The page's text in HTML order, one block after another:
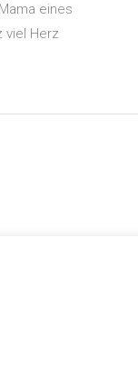
eines
viel Herz